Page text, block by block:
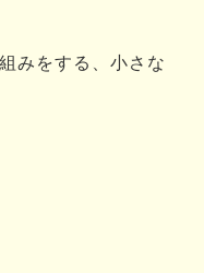
みをする、小さな